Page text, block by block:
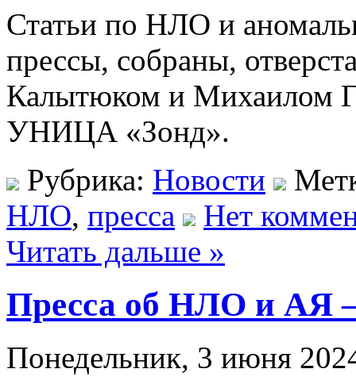
Статьи по НЛО и
прессы, собраны,
Калытюком и Михаилом
УНИЦА «Зонд».
Рубрика: Новости
НЛО, пресса
Нет
Читать дальше »
Пресса об НЛО и АЯ
Понедельник, 3 июня